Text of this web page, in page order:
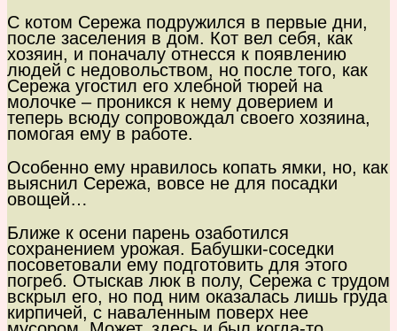
С котом Сережа подружился в первые дни,
после заселения в дом. Кот вел себя, как
хозяин, и поначалу отнесся к появлению
людей с недовольством, но после того, как
Сережа угостил его хлебной тюрей на
молочке – проникся к нему доверием и
теперь всюду сопровождал своего хозяина,
помогая ему в работе.
Особенно ему нравилось копать ямки, но, как
выяснил Сережа, вовсе не для посадки
овощей…
Ближе к осени парень озаботился
сохранением урожая. Бабушки-соседки
посоветовали ему подготовить для этого
погреб. Отыскав люк в полу, Сережа с трудом
вскрыл его, но под ним оказалась лишь груда
кирпичей, с наваленным поверх нее